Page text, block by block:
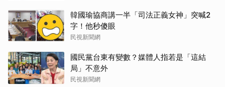
韓國瑜協商講一半「司法正義女神」突喊2
字！他秒傻眼
民視新聞網
國民黨台東有變數？媒體人指若是「這結
局」不意外
民視新聞網